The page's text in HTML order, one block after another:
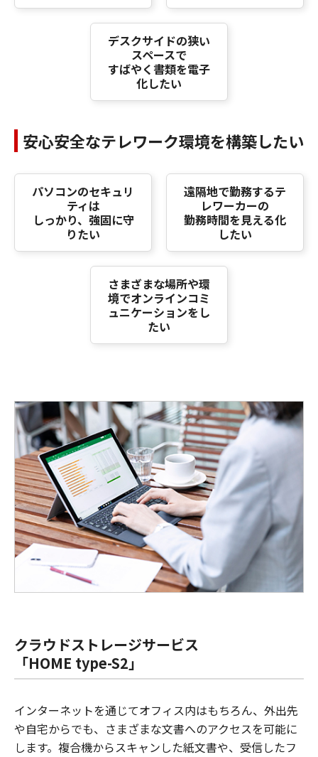
デスクサイドの狭い
スペースで
すばやく書類を電子
化したい
安心安全なテレワーク環境を構築したい
パソコンのセキュリ
ティは
しっかり、強固に守
りたい
遠隔地で勤務するテ
レワーカーの
勤務時間を見える化
したい
さまざまな場所や環
境でオンラインコミ
ュニケーションをし
たい
クラウドストレージサービス
「HOME type-S2」
インターネットを通じてオフィス内はもちろん、外出先
や自宅からでも、さまざまな文書へのアクセスを可能に
します。複合機からスキャンした紙文書や、受信したフ